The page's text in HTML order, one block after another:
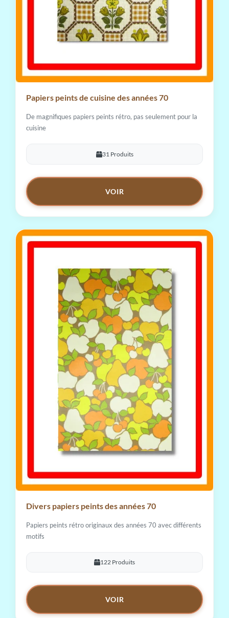
Papiers peints de cuisine des années 70
De magnifiques papiers peints rétro, pas seulement pour la
cuisine
31 Produits
VOIR
Divers papiers peints des années 70
Papiers peints rétro originaux des années 70 avec différents
motifs
122 Produits
VOIR